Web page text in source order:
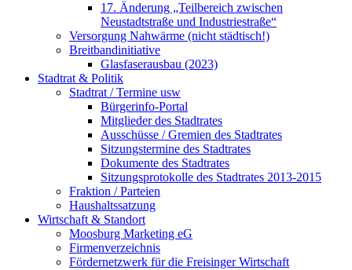
17. Änderung „Teilbereich zwischen
Neustadtstraße und Industriestraße“
Versorgung Nahwärme (nicht städtisch!)
Breitbandinitiative
Glasfaserausbau (2023)
Stadtrat & Politik
Stadtrat / Termine usw
Bürgerinfo-Portal
Mitglieder des Stadtrates
Ausschüsse / Gremien des Stadtrates
Sitzungstermine des Stadtrates
Dokumente des Stadtrates
Sitzungsprotokolle des Stadtrates 2013-2015
Fraktion / Parteien
Haushaltssatzung
Wirtschaft & Standort
Moosburg Marketing eG
Firmenverzeichnis
Fördernetzwerk für die Freisinger Wirtschaft